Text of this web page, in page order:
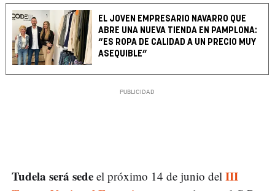
EL JOVEN EMPRESARIO NAVARRO QUE
ABRE UNA NUEVA TIENDA EN PAMPLONA:
“ES ROPA DE CALIDAD A UN PRECIO MUY
ASEQUIBLE”
Tudela será sede el próximo 14 de junio del III